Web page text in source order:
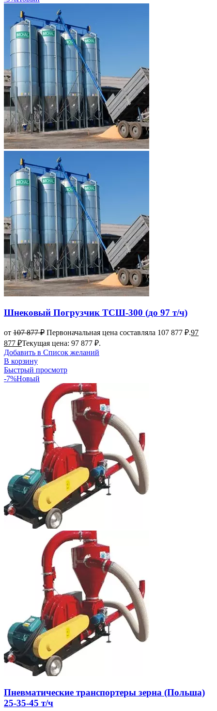
Шнековый Погрузчик ТСШ-300 (до 97 т/ч)
от 107 877₽ Первоначальная цена составляла 107 877 ₽.97
877 ₽Текущая цена: 97 877 ₽.
Добавить в Список желаний
В корзину
Быстрый просмотр
-7%Новый
Пневматические транспортеры зерна (Польша)
25-35-45 т/ч